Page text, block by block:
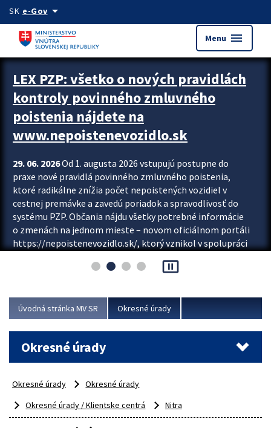
Preskocit na hlavný obsah
SK e-Govarrow_drop_down
Menu menu
Zastavit automatický posun upútavok
LEX PZP: všetko o nových pravidlách
kontroly povinného zmluvného
poistenia nájdete na
www.nepoistenevozidlo.sk
29. 06. 2026Od 1. augusta 2026 vstupujú postupne do
praxe nové pravidlá povinného zmluvného poistenia,
ktoré radikálne znížia počet nepoistených vozidiel v
cestnej premávke a zavedú poriadok a spravodlivosť do
systému PZP. Občania nájdu všetky potrebné informácie
o zmenách na jednom mieste – novom oficiálnom portáli
https://nepoistenevozidlo.sk/, ktorý vznikol v spolupráci
asociácie poisťovní (SLASPO) a Ministerstva vnútra SR.
Viac
pause_presentation
Úvodná stránka MV SR Okresné úrady
Okresné úrady
Okresné úrady
Okresné úrady
Okresné úrady / Klientske centrá
Nitra